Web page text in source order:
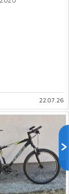
22.07.26